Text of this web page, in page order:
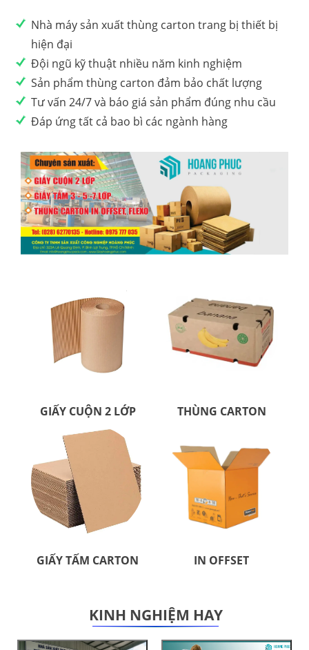
Nhà máy sản xuất thùng carton trang bị thiết bị
hiện đại
Đội ngũ kỹ thuật nhiều năm kinh nghiệm
Sản phẩm thùng carton đảm bảo chất lượng
Tư vấn 24/7 và báo giá sản phẩm đúng nhu cầu
Đáp ứng tất cả bao bì các ngành hàng
GIẤY CUỘN 2 LỚP THÙNG CARTON
GIẤY TẤM CARTON IN OFFSET
KINH NGHIỆM HAY